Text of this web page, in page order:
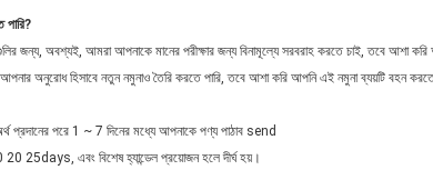
পারি?
জন্য, অবশ্যই, আমরা আপনাকে মানের পরীক্ষার জন্য বিনামূল্যে সরবরাহ করতে চাই, তবে আশা করি
অনুরোধ হিসাবে নতুন নমুনাও তৈরি করতে পারি, তবে আশা করি আপনি এই নমুনা ব্যয়টি বহন
প্রদানের পরে 1 ~ 7 দিনের মধ্যে আপনাকে পণ্য পাঠাব send
20 25days, এবং বিশেষ হ্যান্ডেল প্রয়োজন হলে দীর্ঘ হয়।